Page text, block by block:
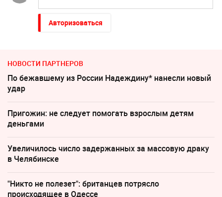
Авторизоваться
НОВОСТИ ПАРТНЕРОВ
По бежавшему из России Надеждину* нанесли новый
удар
Пригожин: не следует помогать взрослым детям
деньгами
Увеличилось число задержанных за массовую драку
в Челябинске
"Никто не полезет": британцев потрясло
происходящее в Одессе